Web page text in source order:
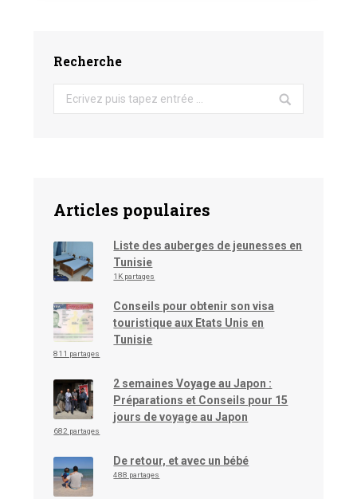
Recherche
Search:
Articles populaires
Liste des auberges de jeunesses en
Tunisie
1K partages
Conseils pour obtenir son visa
touristique aux Etats Unis en
Tunisie
811 partages
2 semaines Voyage au Japon :
Préparations et Conseils pour 15
jours de voyage au Japon
682 partages
De retour, et avec un bébé
488 partages